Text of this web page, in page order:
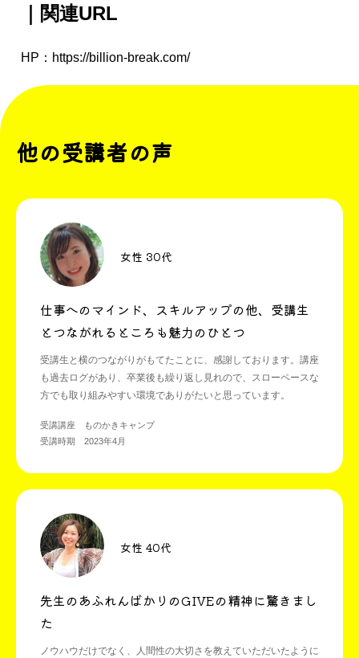
｜関連URL
HP： https://billion-break.com/
他の受講者の声
女性 30代
仕事へのマインド、スキルアップの他、受講生
とつながれるところも魅力のひとつ
受講生と横のつながりがもてたことに、感謝しております。講座
も過去ログがあり、卒業後も繰り返し見れので、スローペースな
方でも取り組みやすい環境でありがたいと思っています。
受講講座 ものかきキャンプ
受講時期 2023年4月
女性 40代
先生のあふれんばかりのGIVEの精神に驚きまし
た
ノウハウだけでなく、人間性の大切さを教えていただいたように